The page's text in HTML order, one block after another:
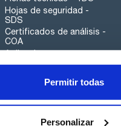
Permitir todas
Personalizar
Hojas de seguridad -
SDS
Certificados de análisis -
COA
Aplicaciones
Tabla Periódica
Canal de denuncias